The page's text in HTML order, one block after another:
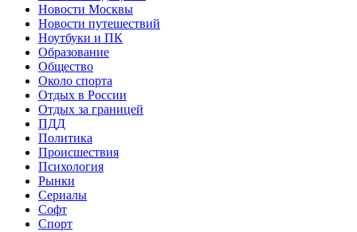
Новости Москвы
Новости путешествий
Ноутбуки и ПК
Образование
Общество
Около спорта
Отдых в России
Отдых за границей
ПДД
Политика
Происшествия
Психология
Рынки
Сериалы
Софт
Спорт